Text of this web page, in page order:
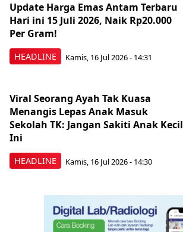
HEADLINE
Update Harga Emas Antam Terbaru
Hari ini 15 Juli 2026, Naik Rp20.000
Per Gram!
Kamis, 16 Jul 2026 - 14:31
HEADLINE
Viral Seorang Ayah Tak Kuasa
Menangis Lepas Anak Masuk
Sekolah TK: Jangan Sakiti Anak Kecil
Ini
Kamis, 16 Jul 2026 - 14:30